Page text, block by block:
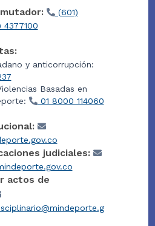
(601)
4377100
y anticorrupción:
Basadas en
01 8000 114060
judiciales:
actos de